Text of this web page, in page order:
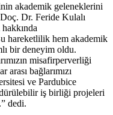
akademik geleneklerini
Dr. Feride Kulalı
hareketlilik hem akademik
bir deneyim oldu.
misafirperverliği
bağlarımızı
ve Pardubice
iş birliği projeleri
dedi.